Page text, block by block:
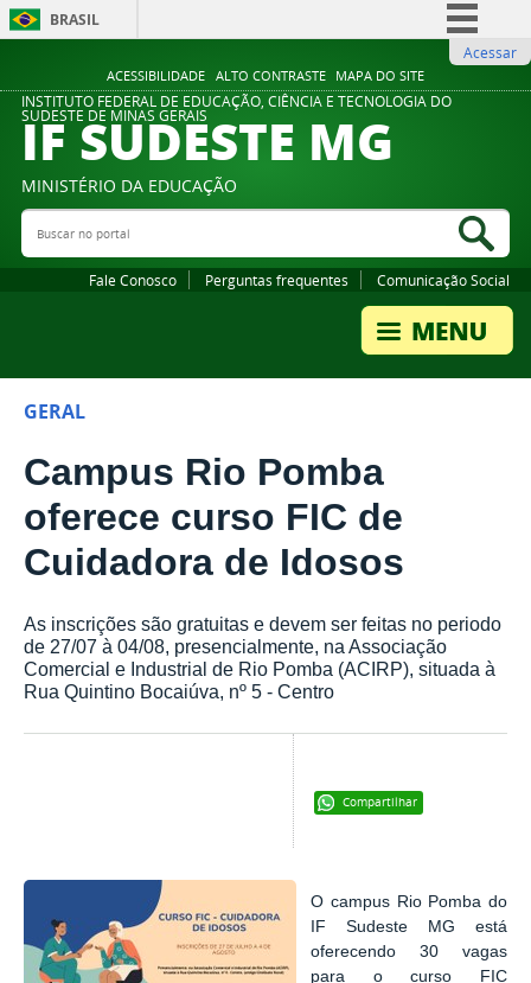
ACESSIBILIDADE ALTO CONTRASTE MAPA DO SITE
BRASIL
Comunica BR
Participe
Legislação
Acessar
INSTITUTO FEDERAL DE EDUCAÇÃO, CIÊNCIA E TECNOLOGIA DO
SUDESTE DE MINAS GERAIS
IF SUDESTE MG
MINISTÉRIO DA EDUCAÇÃO
Buscar no portal
Fale Conosco Perguntas frequentes Comunicação Social
GERAL
Campus Rio Pomba
oferece curso FIC de
Cuidadora de Idosos
As inscrições são gratuitas e devem ser feitas no periodo
de 27/07 à 04/08, presencialmente, na Associação
Comercial e Industrial de Rio Pomba (ACIRP), situada à
Rua Quintino Bocaiúva, nº 5 - Centro
Compartilhar
O campus Rio Pomba do
IF Sudeste MG está
oferecendo 30 vagas
para o curso FIC